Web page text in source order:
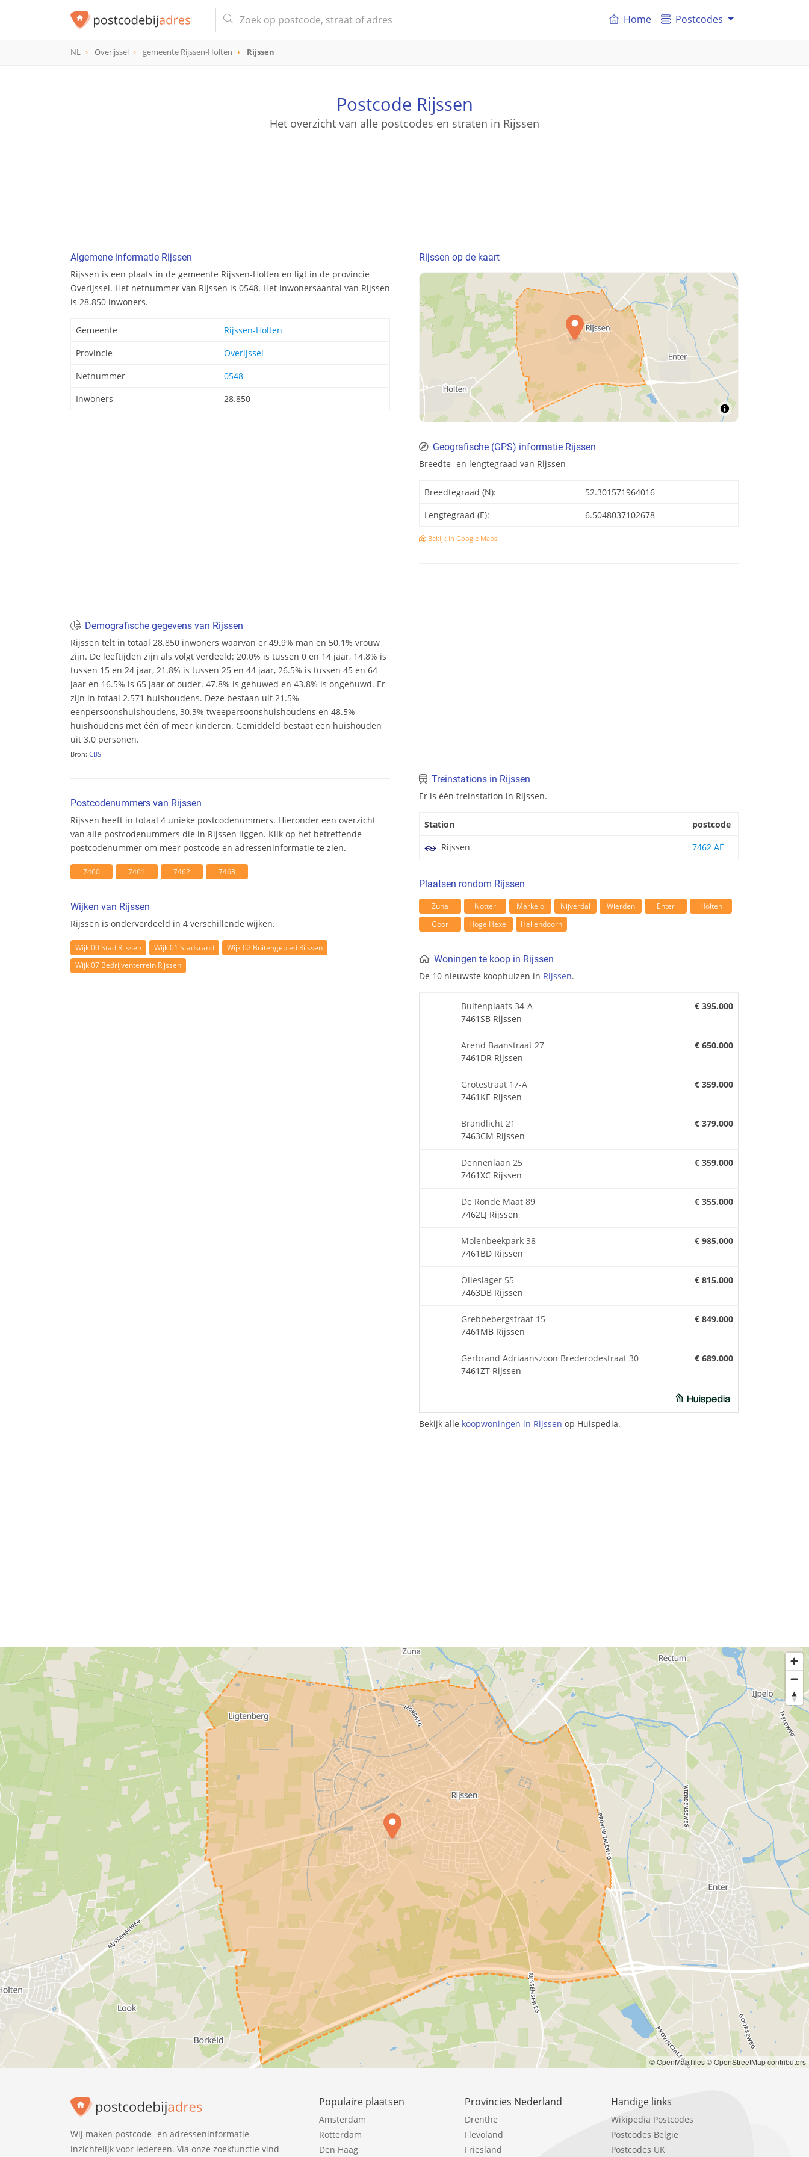
Home Postcodes
NL Overijssel gemeente Rijssen-Holten Rijssen
Postcode Rijssen
Het overzicht van alle postcodes en straten in Rijssen
Algemene informatie Rijssen
Rijssen is een plaats in de gemeente Rijssen-Holten en ligt in de provincie
Overijssel. Het netnummer van Rijssen is 0548. Het inwonersaantal van Rijssen
is 28.850 inwoners.
Gemeente
Rijssen-Holten
Provincie
Overijssel
Netnummer
0548
Inwoners
28.850
Demografische gegevens van Rijssen
Rijssen telt in totaal 28.850 inwoners waarvan er 49.9% man en 50.1% vrouw
zijn. De leeftijden zijn als volgt verdeeld: 20.0% is tussen 0 en 14 jaar, 14.8% is
tussen 15 en 24 jaar, 21.8% is tussen 25 en 44 jaar, 26.5% is tussen 45 en 64
jaar en 16.5% is 65 jaar of ouder. 47.8% is gehuwed en 43.8% is ongehuwd. Er
zijn in totaal 2.571 huishoudens. Deze bestaan uit 21.5%
eenpersoonshuishoudens, 30.3% tweepersoonshuishoudens en 48.5%
huishoudens met één of meer kinderen. Gemiddeld bestaat een huishouden
uit 3.0 personen.
Bron: CBS
Postcodenummers van Rijssen
Rijssen heeft in totaal 4 unieke postcodenummers. Hieronder een overzicht
van alle postcodenummers die in Rijssen liggen. Klik op het betreffende
postcodenummer om meer postcode en adresseninformatie te zien.
7460 7461 7462 7463
Wijken van Rijssen
Rijssen is onderverdeeld in 4 verschillende wijken.
Wijk 00 Stad Rijssen Wijk 01 Stadsrand
Wijk 02 Buitengebied Rijssen
Wijk 07 Bedrijventerrein Rijssen
Rijssen op de kaart
Geografische (GPS) informatie Rijssen
Breedte- en lengtegraad van Rijssen
Breedtegraad (N):
52.301571964016
Lengtegraad (E):
6.5048037102678
Bekijk in Google Maps
Treinstations in Rijssen
Er is één treinstation in Rijssen.
Station
postcode
Rijssen
7462 AE
Plaatsen rondom Rijssen
Zuna Notter Markelo Nijverdal Wierden Enter
Holten
Goor
Hoge Hexel Hellendoorn
Woningen te koop in Rijssen
De 10 nieuwste koophuizen in Rijssen.
Buitenplaats 34-A
7461SB Rijssen
€ 395.000
Arend Baanstraat 27
7461DR Rijssen
€ 650.000
Grotestraat 17-A
7461KE Rijssen
€ 359.000
Brandlicht 21
7463CM Rijssen
€ 379.000
Dennenlaan 25
7461XC Rijssen
€ 359.000
De Ronde Maat 89
7462LJ Rijssen
€ 355.000
Molenbeekpark 38
7461BD Rijssen
€ 985.000
Olieslager 55
7463DB Rijssen
€ 815.000
Grebbebergstraat 15
7461MB Rijssen
€ 849.000
Gerbrand Adriaanszoon Brederodestraat 30
7461ZT Rijssen
€ 689.000
Bekijk alle koopwoningen in Rijssen op Huispedia.
© OpenMapTiles© OpenStreetMap contributors
Wij maken postcode- en adresseninformatie
inzichtelijk voor iedereen. Via onze zoekfunctie vind
Populaire plaatsen
Amsterdam
Rotterdam
Den Haag
Provincies Nederland
Drenthe
Flevoland
Friesland
Handige links
Wikipedia Postcodes
Postcodes België
Postcodes UK